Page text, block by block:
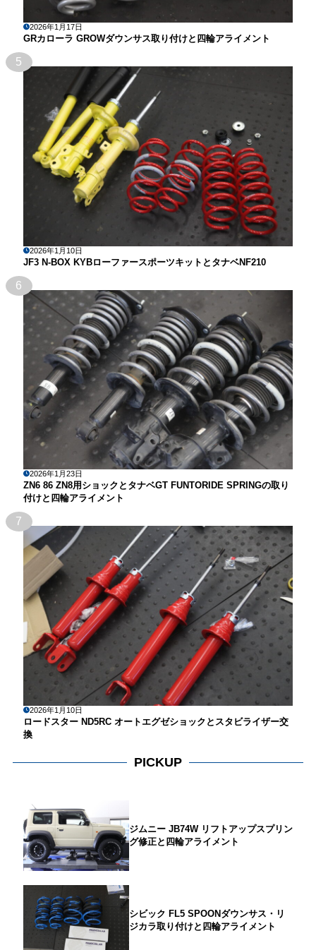
2026年1月17日
GRカローラ GROWダウンサス取り付けと四輪アライメント
5
2026年1月10日
JF3 N-BOX KYBローファースポーツキットとタナベNF210
6
2026年1月23日
ZN6 86 ZN8用ショックとタナベGT FUNTORIDE SPRINGの取り
付けと四輪アライメント
7
2026年1月10日
ロードスター ND5RC オートエグゼショックとスタビライザー交
換
PICKUP
ジムニー JB74W リフトアップスプリン
グ修正と四輪アライメント
シビック FL5 SPOONダウンサス・リ
ジカラ取り付けと四輪アライメント